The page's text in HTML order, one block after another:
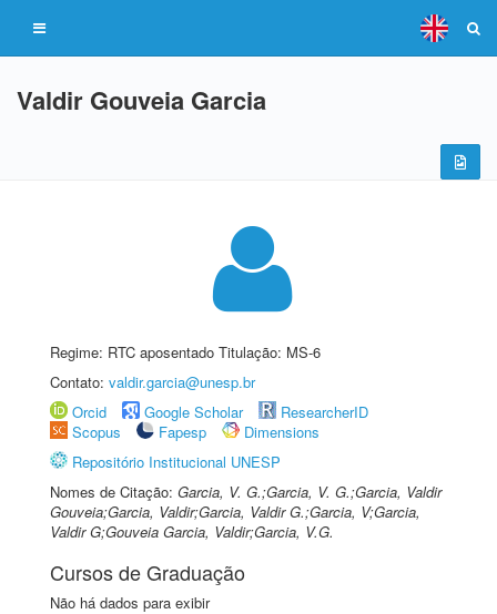
Valdir Gouveia Garcia
Regime: RTC aposentado Titulação: MS-6
Contato: valdir.garcia@unesp.br
Orcid
Google Scholar
ResearcherID
Scopus
Fapesp
Dimensions
Repositório Institucional UNESP
Nomes de Citação: Garcia, V. G.;Garcia, V. G.;Garcia, Valdir
Gouveia;Garcia, Valdir;Garcia, Valdir G.;Garcia, V;Garcia,
Valdir G;Gouveia Garcia, Valdir;Garcia, V.G.
Cursos de Graduação
Não há dados para exibir